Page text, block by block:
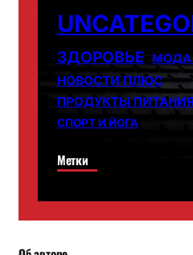
ЗДОРОВЬЕ МОДА
НОВОСТИ ПЛЮС
ПРОДУКТЫ
СПОРТ И ЙОГА
Метки